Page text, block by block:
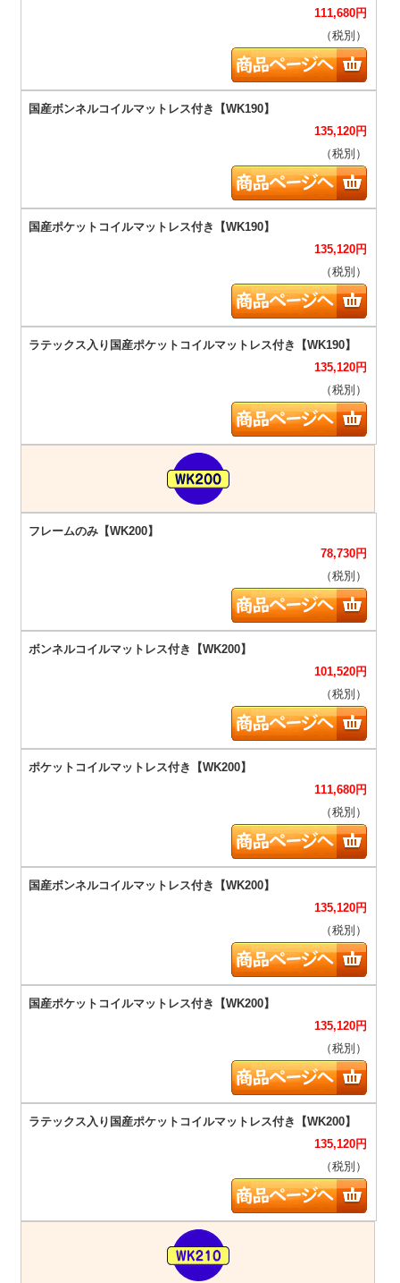
111,680円
（税別）
135,120円
（税別）
135,120円
（税別）
135,120円
（税別）
78,730円
（税別）
101,520円
（税別）
111,680円
（税別）
135,120円
（税別）
135,120円
（税別）
135,120円
（税別）